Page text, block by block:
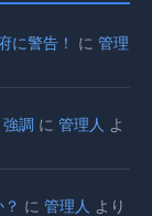
に警告！ に 管理
調 に 管理人 よ
に 管理人 より